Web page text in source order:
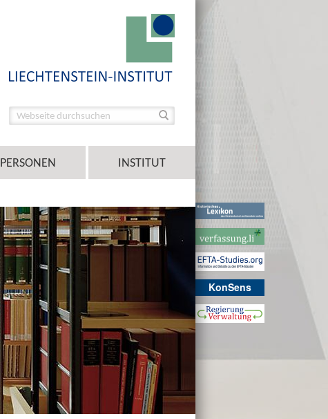
KonSens
PERSONEN INSTITUT